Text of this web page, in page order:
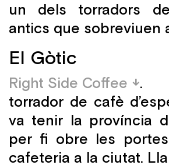
un dels torradors
antics que sobreviuen
El Gòtic
Right Side Coffee
.
torrador de cafè
va tenir la província
per fi obre les
cafeteria a la ciutat.